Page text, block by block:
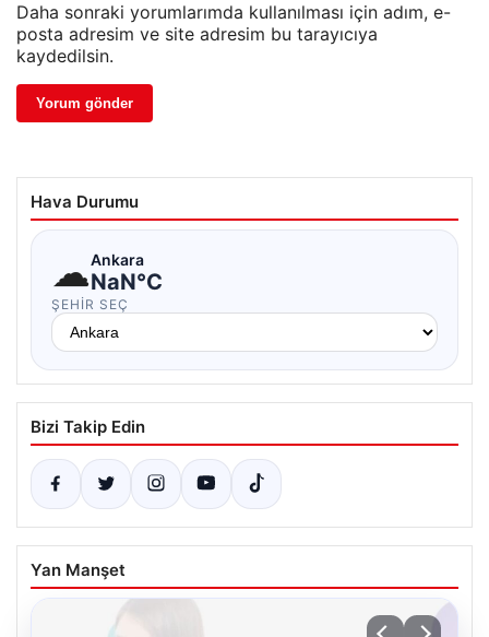
Daha sonraki yorumlarımda kullanılması için adım, e-
posta adresim ve site adresim bu tarayıcıya
kaydedilsin.
Hava Durumu
☁Ankara
NaN°C
ŞEHIR SEÇ
Bizi Takip Edin
Yan Manşet